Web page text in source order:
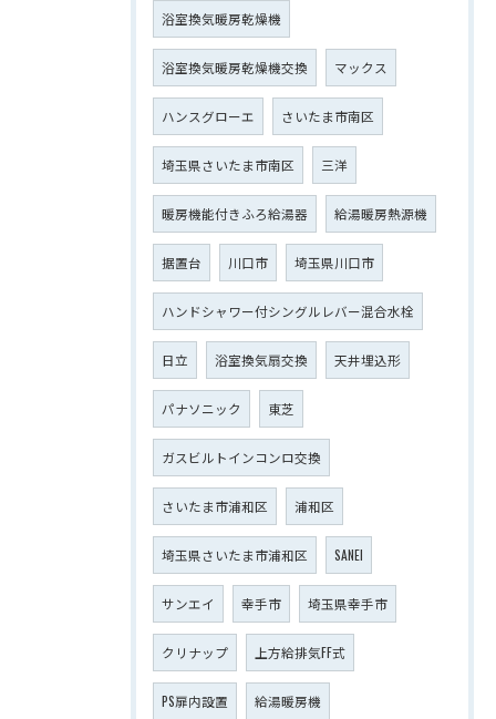
浴室換気暖房乾燥機
浴室換気暖房乾燥機交換 マックス
ハンスグローエ さいたま市南区
埼玉県さいたま市南区 三洋
暖房機能付きふろ給湯器 給湯暖房熱源機
据置台 川口市 埼玉県川口市
ハンドシャワー付シングルレバー混合水栓
日立 浴室換気扇交換 天井埋込形
パナソニック 東芝
ガスビルトインコンロ交換
さいたま市浦和区 浦和区
埼玉県さいたま市浦和区 SANEI
サンエイ 幸手市 埼玉県幸手市
クリナップ 上方給排気FF式
PS扉内設置 給湯暖房機